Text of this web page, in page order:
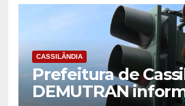
CASSILÂNDIA
Prefeitura de
DEMUTRAN